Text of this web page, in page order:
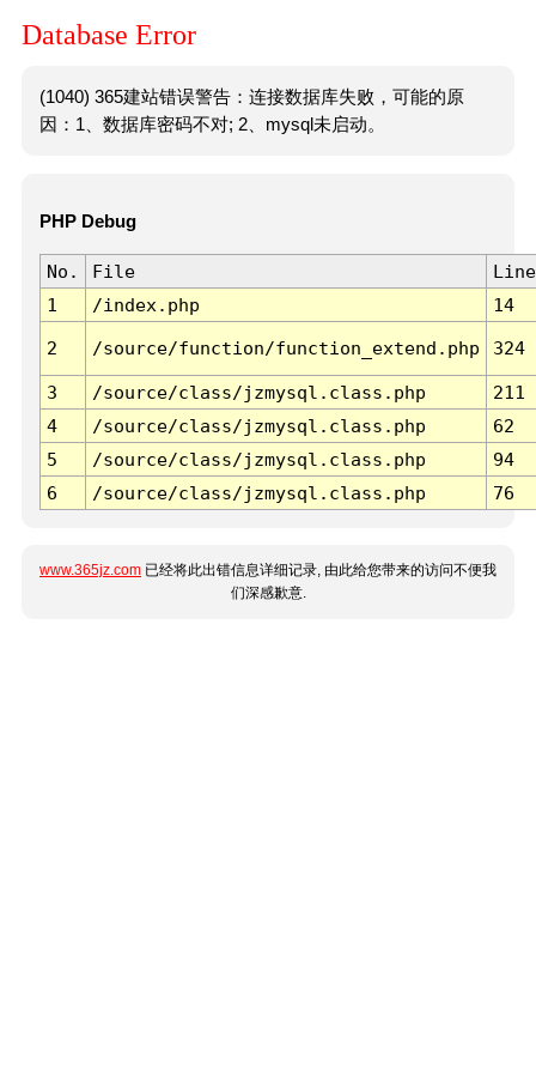
Database Error
(1040) 365建站错误警告：连接数据库失败，可能的原
因：1、数据库密码不对; 2、mysql未启动。
PHP Debug
No. File
Line
1
/index.php 14
2 /source/function/function_extend.php 324
3 /source/class/jzmysql.class.php
211
4
/source/class/jzmysql.class.php
62
5
/source/class/jzmysql.class.php
94
6
/source/class/jzmysql.class.php 76
www.365jz.com 已经将此出错信息详细记录, 由此给您带来的访问不便我
们深感歉意.